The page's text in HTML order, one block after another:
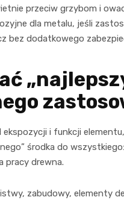
przeciw grzybom i
dla metalu, jeśli
bez dodatkowego
ekspozycji i funkcji
środka do
pracy drewna.
zabudowy, elementy